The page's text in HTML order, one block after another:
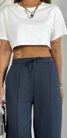
benzeri amaçlarla
Elektronik Ticari İleti
kapsamında tarafınızca
almayı
kabul
Çevir Kazan